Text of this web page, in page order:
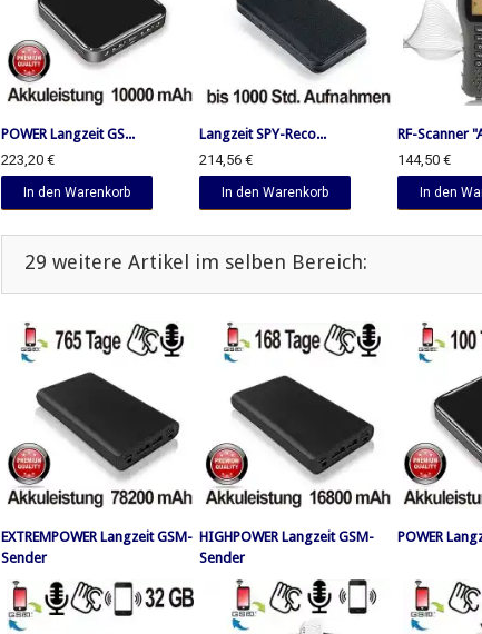
POWER Langzeit GS...
223,20 €
In den Warenkorb
Langzeit SPY-Reco...
214,56 €
In den Warenkorb
RF-Scanner
144,50 €
In den
29 weitere Artikel im selben Bereich:
EXTREMPOWER Langzeit GSM-
Sender
HIGHPOWER Langzeit GSM-
Sender
POWER